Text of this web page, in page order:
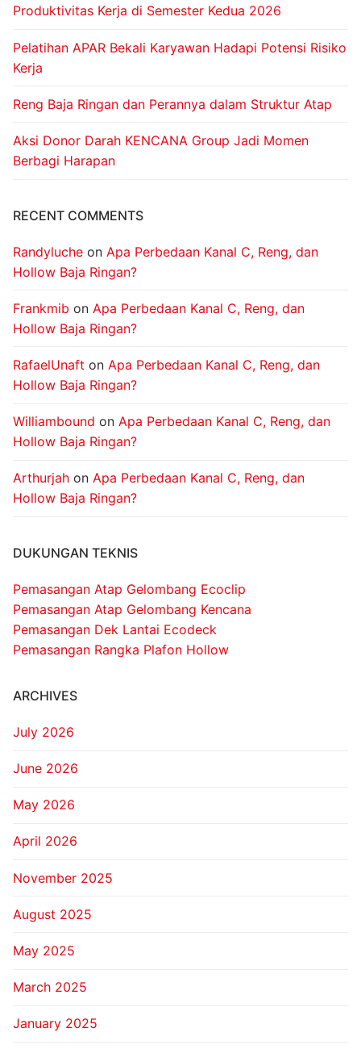
Produktivitas Kerja di Semester Kedua 2026
Pelatihan APAR Bekali Karyawan Hadapi Potensi Risiko
Kerja
Reng Baja Ringan dan Perannya dalam Struktur Atap
Aksi Donor Darah KENCANA Group Jadi Momen
Berbagi Harapan
RECENT COMMENTS
Randyluche on Apa Perbedaan Kanal C, Reng, dan
Hollow Baja Ringan?
Frankmib on Apa Perbedaan Kanal C, Reng, dan
Hollow Baja Ringan?
RafaelUnaft on Apa Perbedaan Kanal C, Reng, dan
Hollow Baja Ringan?
Williambound on Apa Perbedaan Kanal C, Reng, dan
Hollow Baja Ringan?
Arthurjah on Apa Perbedaan Kanal C, Reng, dan
Hollow Baja Ringan?
DUKUNGAN TEKNIS
Pemasangan Atap Gelombang Ecoclip
Pemasangan Atap Gelombang Kencana
Pemasangan Dek Lantai Ecodeck
Pemasangan Rangka Plafon Hollow
ARCHIVES
July 2026
June 2026
May 2026
April 2026
November 2025
August 2025
May 2025
March 2025
January 2025